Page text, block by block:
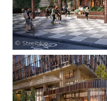
©️ Steelblue